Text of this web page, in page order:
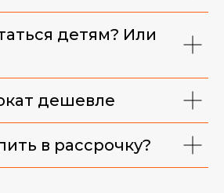
детям? Или
дешевле
в рассрочку?